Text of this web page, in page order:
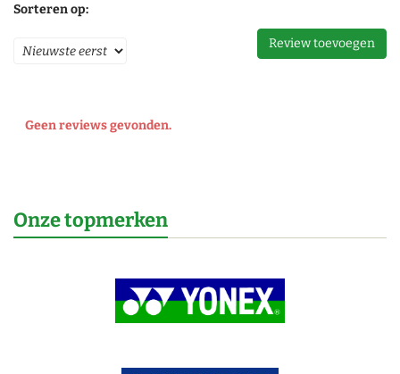
Sorteren op:
Review toevoegen
Geen reviews gevonden.
Onze topmerken